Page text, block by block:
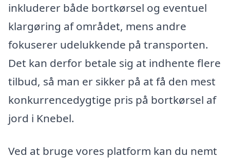
inkluderer både bortkørsel og eventuel
klargøring af området, mens andre
fokuserer udelukkende på transporten.
Det kan derfor betale sig at indhente flere
tilbud, så man er sikker på at få den mest
konkurrencedygtige pris på bortkørsel af
jord i Knebel.
Ved at bruge vores platform kan du nemt